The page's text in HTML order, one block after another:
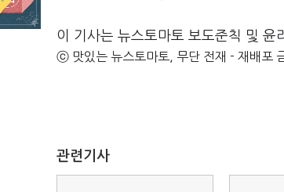
이 기사는 뉴스토마토 보도준칙 및 윤
ⓒ 맛있는 뉴스토마토, 무단 전재 - 재배포
관련기사